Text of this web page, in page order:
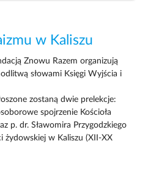
w Kaliszu
Znowu Razem organizują
słowami Księgi Wyjścia i
zostaną dwie prelekcje:
spojrzenie Kościoła
p. dr. Sławomira Przygodzkiego
żydowskiej w Kaliszu (XII-XX